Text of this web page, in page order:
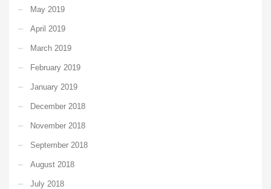
May 2019
April 2019
March 2019
February 2019
January 2019
December 2018
November 2018
September 2018
August 2018
July 2018